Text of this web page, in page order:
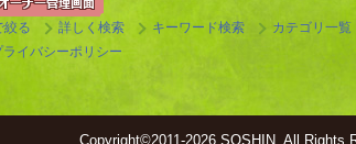
絞る 詳しく検索 キーワード検索 カテゴリ一覧
ライバシーポリシー
Copyright©2011-2026 SOSHIN. All Rights